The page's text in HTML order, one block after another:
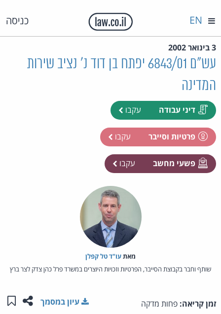
כניסה EN
3 בינואר 2002
עש"ם 6843/01 יפתח בן דוד נ' נציב שירות
המדינה
דיני עבודה עקבו
פרטיות וסייבר עקבו
פשעי מחשב עקבו
מאת‏עו"ד טל קפלן
שותף וחבר בקבוצת הסייבר, הפרטיות וזכויות היוצרים במשרד פרל כהן צדק לצר ברץ
זמן קריאה: פחות מדקה שתפו
עיון במסמך